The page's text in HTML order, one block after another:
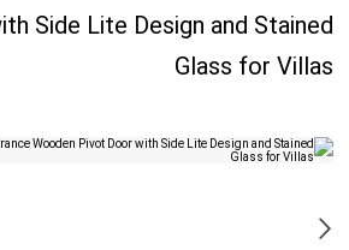
Side Lite Design and Stained
Glass for Villas